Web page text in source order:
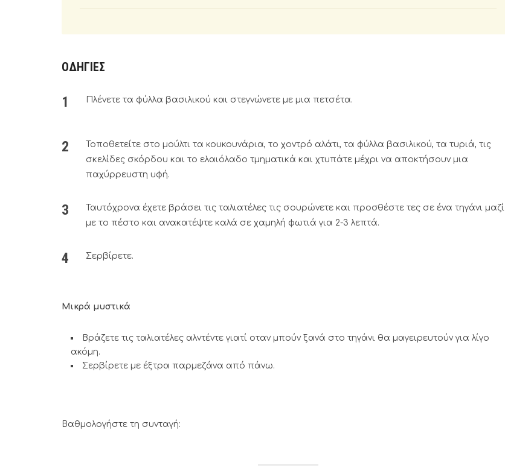
ΟΔΗΓΙΕΣ
Πλένετε τα φύλλα βασιλικού και στεγνώνετε με μια πετσέτα.
Τοποθετείτε στο μούλτι τα κουκουνάρια, το χοντρό αλάτι, τα φύλλα βασιλικού, τα τυριά, τις
σκελίδες σκόρδου και το ελαιόλαδο τμηματικά και χτυπάτε μέχρι να αποκτήσουν μια
παχύρρευστη υφή.
Ταυτόχρονα έχετε βράσει τις ταλιατέλες τις σουρώνετε και προσθέστε τες σε ένα τηγάνι μαζί
με το πέστο και ανακατέψτε καλά σε χαμηλή φωτιά για 2-3 λεπτά.
Σερβίρετε.
Μικρά μυστικά
Βράζετε τις ταλιατέλες αλντέντε γιατί οταν μπούν ξανά στο τηγάνι θα μαγειρευτούν για λίγο
ακόμη.
Σερβίρετε με έξτρα παρμεζάνα από πάνω.
Βαθμολογήστε τη συνταγή: